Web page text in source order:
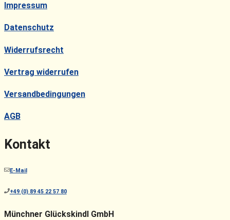
Impressum
Datenschutz
Widerrufsrecht
Vertrag widerrufen
Versandbedingungen
AGB
Kontakt
E-Mail
+49 (0) 89 45 22 57 80
Münchner Glückskindl GmbH